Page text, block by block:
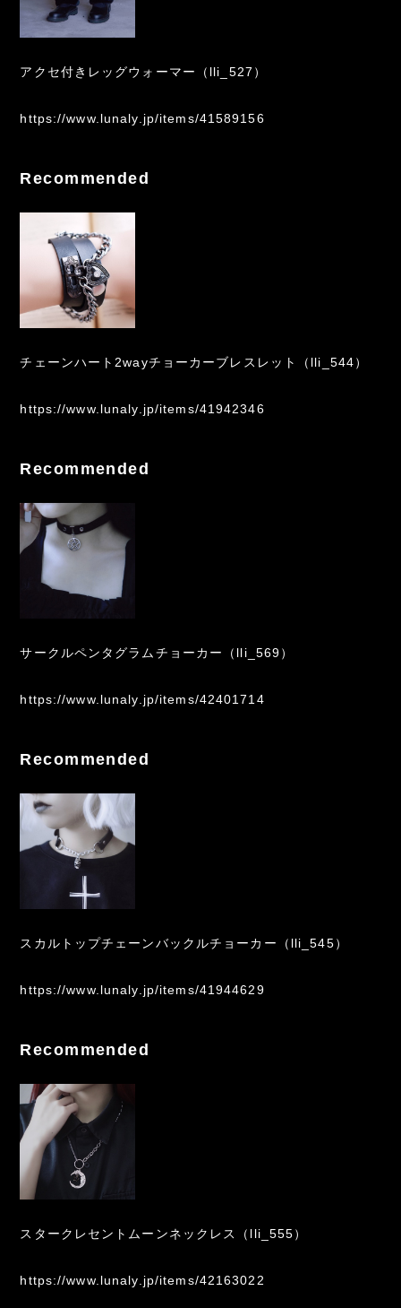
アクセ付きレッグウォーマー（lli_527）
https://www.lunaly.jp/items/41589156
Recommended
チェーンハート2wayチョーカーブレスレット（lli_544）
https://www.lunaly.jp/items/41942346
Recommended
サークルペンタグラムチョーカー（lli_569）
https://www.lunaly.jp/items/42401714
Recommended
スカルトップチェーンバックルチョーカー（lli_545）
https://www.lunaly.jp/items/41944629
Recommended
スタークレセントムーンネックレス（lli_555）
https://www.lunaly.jp/items/42163022